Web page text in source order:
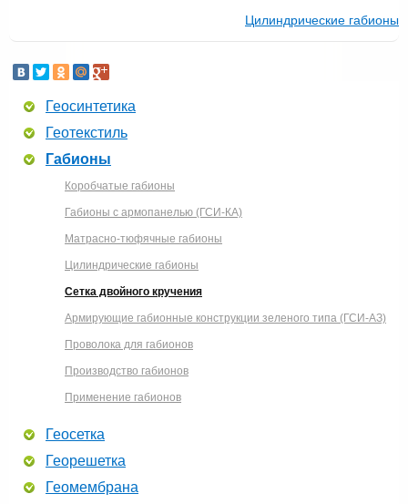
Цилиндрические габионы
Геосинтетика
Геотекстиль
Габионы
Коробчатые габионы
Габионы с армопанелью (ГСИ-КА)
Матрасно-тюфячные габионы
Цилиндрические габионы
Сетка двойного кручения
Армирующие габионные конструкции зеленого типа (ГСИ-АЗ)
Проволока для габионов
Производство габионов
Применение габионов
Геосетка
Георешетка
Геомембрана